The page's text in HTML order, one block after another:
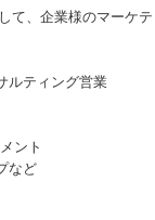
、企業様のマーケテ
ルティング営業
ント
など